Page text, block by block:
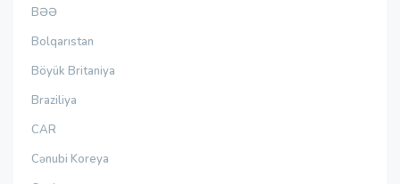
BƏƏ
Bolqarıstan
Böyük Britaniya
Braziliya
CAR
Cənubi Koreya